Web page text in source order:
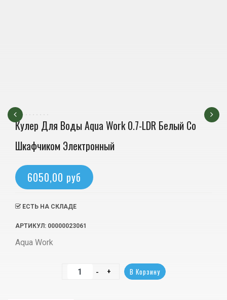
Кулер Для Воды Aqua Work 0.7-LDR Белый Со
Шкафчиком Электронный
6050,00 руб
ЕСТЬ НА СКЛАДЕ
АРТИКУЛ : 00000023061
Aqua Work